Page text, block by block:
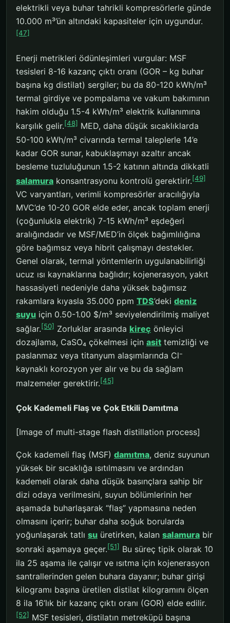
elektrikli veya buhar tahrikli kompresörlerle günde
10.000 m³’ün altındaki kapasiteler için uygundur.
[47]
Enerji metrikleri ödünleşimleri vurgular: MSF
tesisleri 8-16 kazanç çıktı oranı (GOR – kg buhar
başına kg distilat) sergiler; bu da 80-120 kWh/m³
termal girdiye ve pompalama ve vakum bakımının
hakim olduğu 1.5-4 kWh/m³ elektrik kullanımına
karşılık gelir.[48] MED, daha düşük sıcaklıklarda
50-100 kWh/m³ civarında termal taleplerle 14’e
kadar GOR sunar, kabuklaşmayı azaltır ancak
besleme tuzluluğunun 1.5-2 katının altında dikkatli
salamura konsantrasyonu kontrolü gerektirir.[49]
VC varyantları, verimli kompresörler aracılığıyla
MVC’de 10-20 GOR elde eder, ancak toplam enerji
(çoğunlukla elektrik) 7-15 kWh/m³ eşdeğeri
aralığındadır ve MSF/MED’in ölçek bağımlılığına
göre bağımsız veya hibrit çalışmayı destekler.
Genel olarak, termal yöntemlerin uygulanabilirliği
ucuz ısı kaynaklarına bağlıdır; kojenerasyon, yakıt
hassasiyeti nedeniyle daha yüksek bağımsız
rakamlara kıyasla 35.000 ppm TDS’deki deniz
suyu için 0.50-1.00 $/m³ seviyelendirilmiş maliyet
sağlar.[50] Zorluklar arasında kireç önleyici
dozajlama, CaSO₄ çökelmesi için asit temizliği ve
paslanmaz veya titanyum alaşımlarında Cl⁻
kaynaklı korozyon yer alır ve bu da sağlam
malzemeler gerektirir.[45]
Çok Kademeli Flaş ve Çok Etkili Damıtma
[Image of multi-stage flash distillation process]
Çok kademeli flaş (MSF) damıtma, deniz suyunun
yüksek bir sıcaklığa ısıtılmasını ve ardından
kademeli olarak daha düşük basınçlara sahip bir
dizi odaya verilmesini, suyun bölümlerinin her
aşamada buharlaşarak “flaş” yapmasına neden
olmasını içerir; buhar daha soğuk borularda
yoğunlaşarak tatlı su üretirken, kalan salamura bir
sonraki aşamaya geçer.[51] Bu süreç tipik olarak 10
ila 25 aşama ile çalışır ve ısıtma için kojenerasyon
santrallerinden gelen buhara dayanır; buhar girişi
kilogramı başına üretilen distilat kilogramını ölçen
8 ila 16’lık bir kazanç çıktı oranı (GOR) elde edilir.
[52] MSF tesisleri, distilatın metreküpü başına